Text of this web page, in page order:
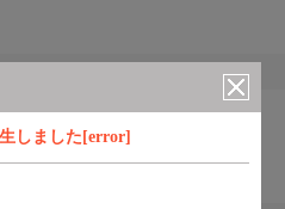
しました[error]
組